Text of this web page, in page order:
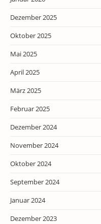
Dezember 2025
Oktober 2025
Mai 2025
April 2025
März 2025
Februar 2025
Dezember 2024
November 2024
Oktober 2024
September 2024
Januar 2024
Dezember 2023